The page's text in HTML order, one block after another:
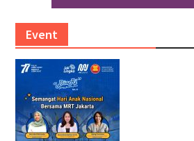
Event